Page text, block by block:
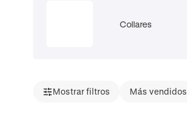
Collares
Mostrar filtros Más vendidos